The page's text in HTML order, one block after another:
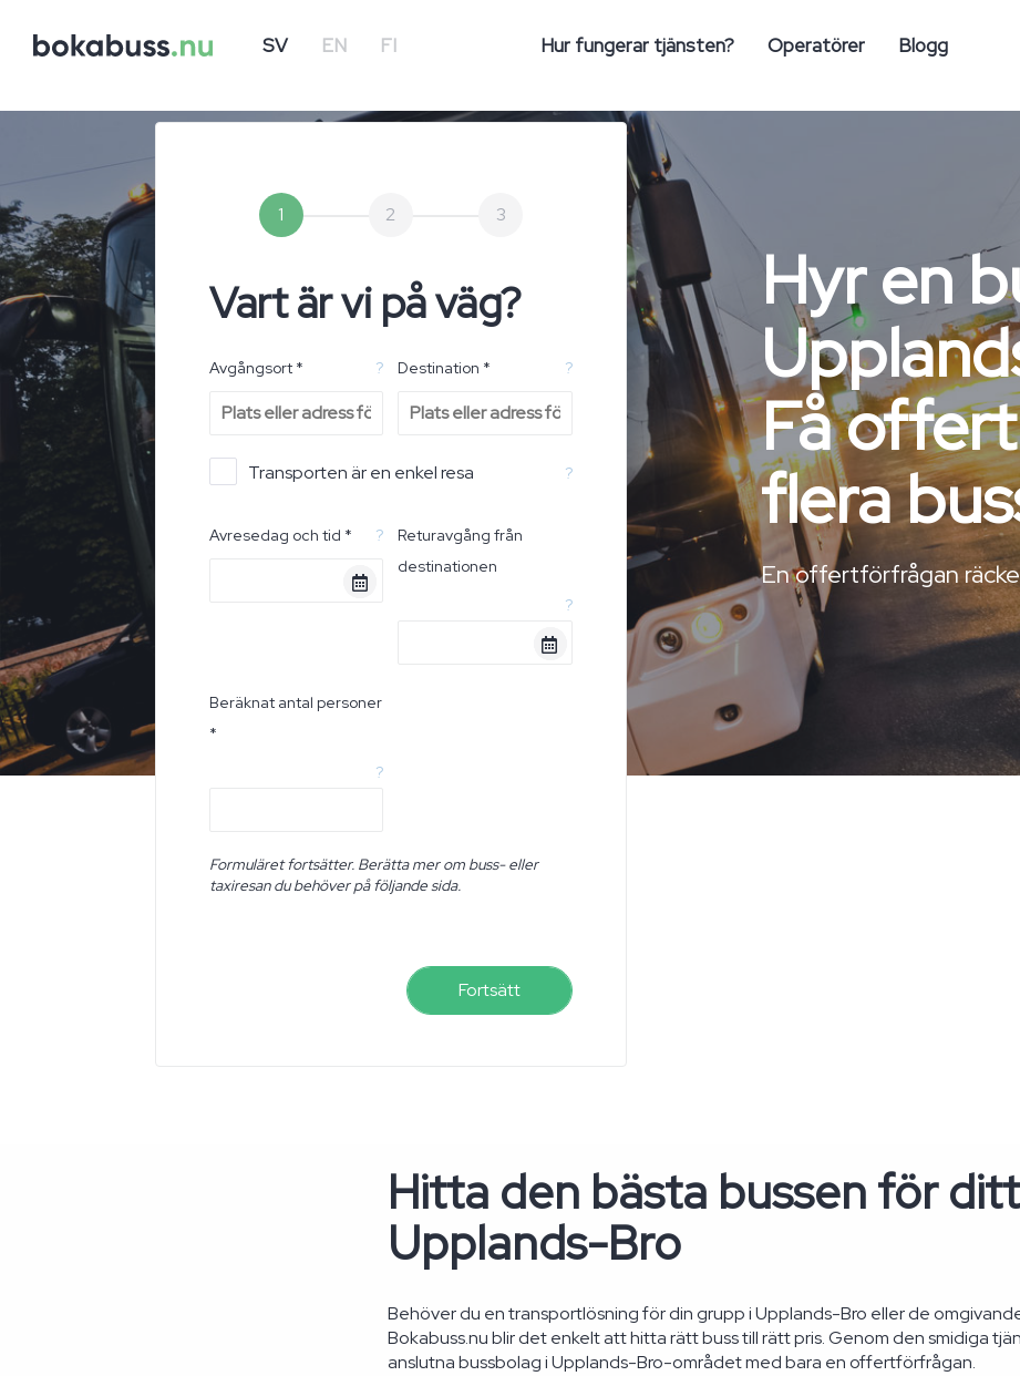
SV EN FI Hur fungerar tjänsten? Operatörer Blogg
1 2 3
Vart är vi på väg?
Avgångsort * ? Destination * ?
Transporten är en enkel resa ?
Avresedag och tid * ?
Returavgång från
destinationen
?
Beräknat antal personer
*
?
Formuläret fortsätter. Berätta mer om buss- eller
taxiresan du behöver på följande sida.
Fortsätt
Hyr en
Få
flera
En offertförfrågan
Hitta den bästa bussen för
Upplands-Bro
Behöver du en transportlösning för din grupp i Upplands-Bro eller de
Bokabuss.nu blir det enkelt att hitta rätt buss till rätt pris. Genom den smidiga
anslutna bussbolag i Upplands-Bro-området med bara en offertförfrågan.